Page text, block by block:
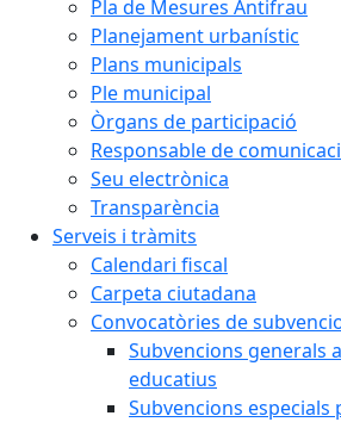
Pla de Mesures Antifrau
Planejament urbanístic
Plans municipals
Ple municipal
Òrgans de participació
Responsable de
Seu electrònica
Transparència
Serveis i tràmits
Calendari fiscal
Carpeta ciutadana
Convocatòries de
Subvencions generals
educatius
Subvencions especials